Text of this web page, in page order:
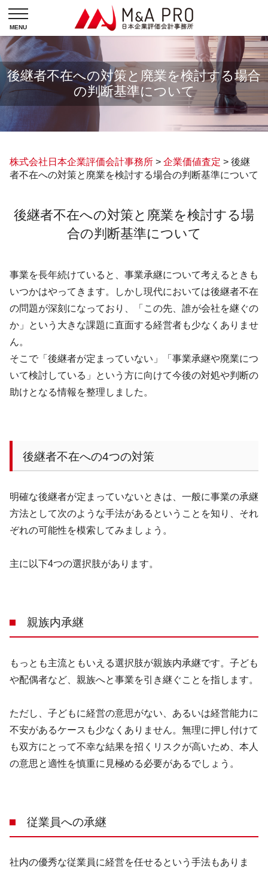
後継者不在への対策と廃業を検討する場合
の判断基準について
株式会社日本企業評価会計事務所 > 企業価値査定 > 後継
者不在への対策と廃業を検討する場合の判断基準について
後継者不在への対策と廃業を検討する場
合の判断基準について
事業を長年続けていると、事業承継について考えるときも
いつかはやってきます。しかし現代においては後継者不在
の問題が深刻になっており、「この先、誰が会社を継ぐの
か」という大きな課題に直面する経営者も少なくありませ
ん。
そこで「後継者が定まっていない」「事業承継や廃業につ
いて検討している」という方に向けて今後の対処や判断の
助けとなる情報を整理しました。
後継者不在への4つの対策
明確な後継者が定まっていないときは、一般に事業の承継
方法として次のような手法があるということを知り、それ
ぞれの可能性を模索してみましょう。
主に以下4つの選択肢があります。
親族内承継
もっとも主流ともいえる選択肢が親族内承継です。子ども
や配偶者など、親族へと事業を引き継ぐことを指します。
ただし、子どもに経営の意思がない、あるいは経営能力に
不安があるケースも少なくありません。無理に押し付けて
も双方にとって不幸な結果を招くリスクが高いため、本人
の意思と適性を慎重に見極める必要があるでしょう。
従業員への承継
社内の優秀な従業員に経営を任せるという手法もありま